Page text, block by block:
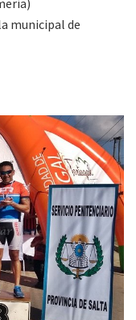
municipal de